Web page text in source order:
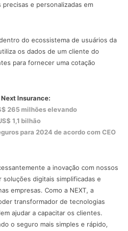
e personalizadas em
do ecossistema de usuários da
os dados de um cliente do
para fornecer uma cotação
Insurance:
265 milhões elevando
1,1 bilhão
para 2024 de acordo com CEO
a inovação com nossos
soluções digitais simplificadas e
empresas. Como a NEXT, a
transformador de tecnologias
ajudar a capacitar os clientes.
o seguro mais simples e rápido,